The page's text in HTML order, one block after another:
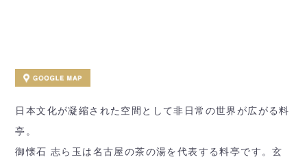
日本文化が凝縮された空間として非日常の世界が広がる料
亭。
御懐石 志ら玉は名古屋の茶の湯を代表する料亭です。玄